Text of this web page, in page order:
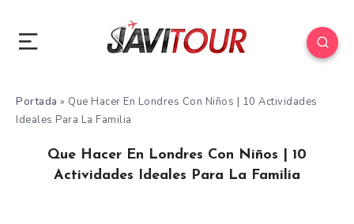
Portada » Que Hacer En Londres Con Niños | 10 Actividades
Ideales Para La Familia
Que Hacer En Londres Con Niños | 10
Actividades Ideales Para La Familia